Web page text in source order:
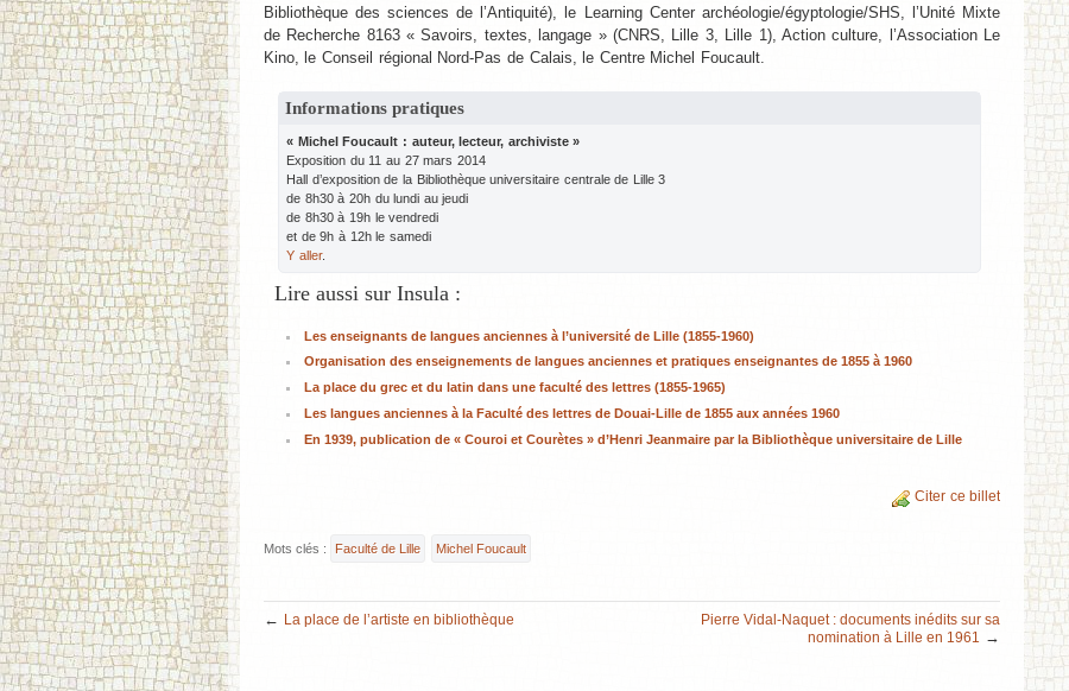
Bibliothèque des sciences de l’Antiquité), le Learning Center archéologie/égyptologie/SHS, l’Unité Mixte
de Recherche 8163 « Savoirs, textes, langage » (CNRS, Lille 3, Lille 1), Action culture, l’Association Le
Kino, le Conseil régional Nord-Pas de Calais, le Centre Michel Foucault.
Informations pratiques
« Michel Foucault : auteur, lecteur, archiviste »
Exposition du 11 au 27 mars 2014
Hall d’exposition de la Bibliothèqueuniversitaire centrale de Lille 3
de 8h30 à 20h du lundi au jeudi
de 8h30 à 19h le vendredi
et de 9h à 12h le samedi
Y aller.
Lire aussi sur Insula :
Les enseignants de langues anciennes à l’université de Lille (1855-1960)
Organisation des enseignements de langues anciennes et pratiques enseignantes de 1855 à 1960
La place du grec et du latin dans une faculté des lettres (1855-1965)
Les langues anciennes à la Faculté des lettres de Douai-Lille de 1855 aux années 1960
En 1939, publication de « Couroi et Courètes » d’Henri Jeanmaire par la Bibliothèque universitaire de Lille
Citer ce billet
Mots clés : Faculté de Lille Michel Foucault
← La place de l’artiste en bibliothèque
Pierre Vidal-Naquet : documents inédits sur sa
nomination à Lille en 1961
→